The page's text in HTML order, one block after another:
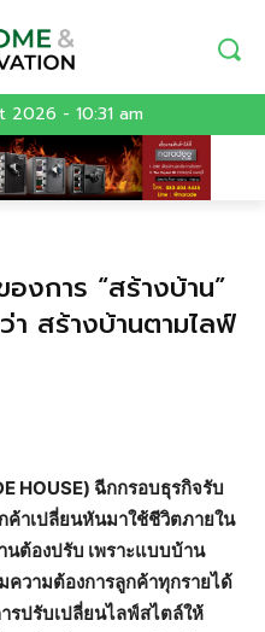
2026 - 10:31 am
องการ “สร้างบ้าน”
า สร้างบ้านตามไลฟ์
HOUSE) ฉีกกรอบธุรกิจรับ
ค้าเปลี่ยนหันมาใช้ชีวิตภายใน
นต้องปรับ เพราะแบบบ้าน
ความต้องการลูกค้าทุกรายได้
รปรับเปลี่ยนไลฟ์สไตล์ให้